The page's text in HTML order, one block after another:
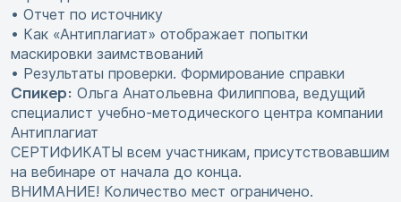
• Отчет по источнику
• Как «Антиплагиат» отображает попытки
маскировки заимствований
• Результаты проверки. Формирование справки
Спикер: Ольга Анатольевна Филиппова, ведущий
специалист учебно-методического центра компании
Антиплагиат
СЕРТИФИКАТЫ всем участникам, присутствовавшим
на вебинаре от начала до конца.
ВНИМАНИЕ! Количество мест ограничено.